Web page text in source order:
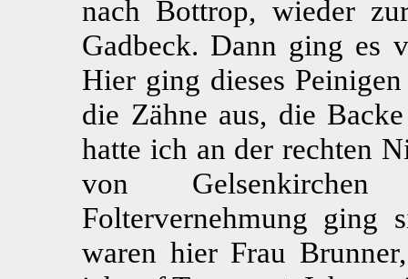
nach Bottrop, wieder
Gadbeck. Dann ging es
Hier ging dieses
die Zähne aus, die
hatte ich an der rechten
von
Foltervernehmung ging
waren hier Frau